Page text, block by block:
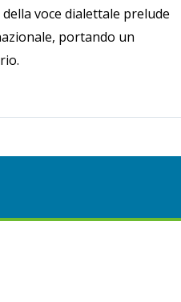
voce dialettale prelude
portando un